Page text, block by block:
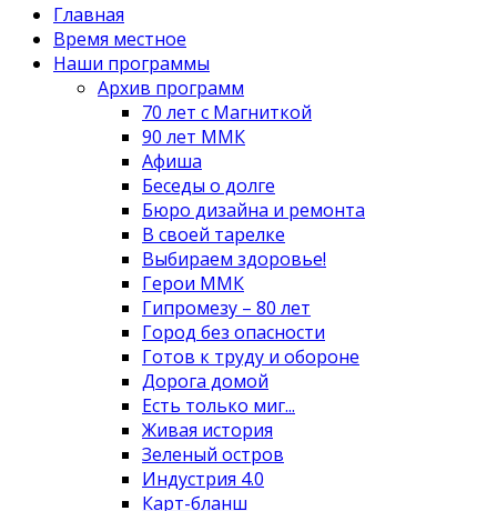
Главная
Время местное
Наши программы
Архив программ
70 лет с Магниткой
90 лет ММК
Афиша
Беседы о долге
Бюро дизайна и ремонта
В своей тарелке
Выбираем здоровье!
Герои ММК
Гипромезу – 80 лет
Город без опасности
Готов к труду и обороне
Дорога домой
Есть только миг...
Живая история
Зеленый остров
Индустрия 4.0
Карт-бланш